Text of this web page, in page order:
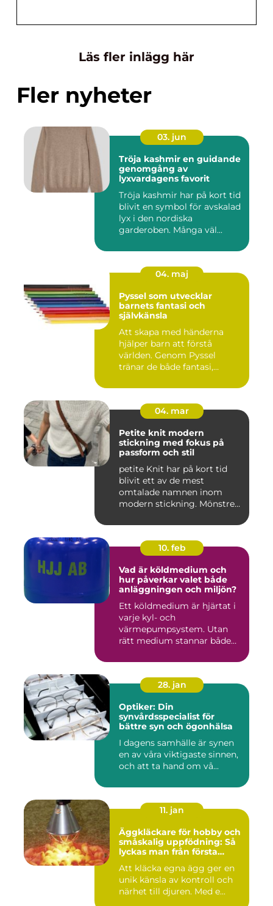
Läs fler inlägg här
Fler nyheter
03. jun
Tröja kashmir en guidande
genomgång av
lyxvardagens favorit
Tröja kashmir har på kort tid
blivit en symbol för avskalad
lyx i den nordiska
garderoben. Många väl...
04. maj
Pyssel som utvecklar
barnets fantasi och
självkänsla
Att skapa med händerna
hjälper barn att förstå
världen. Genom Pyssel
tränar de både fantasi,
04. mar
Petite knit modern
stickning med fokus på
passform och stil
petite Knit har på kort tid
blivit ett av de mest
omtalade namnen inom
modern stickning. Mönstren
10. feb
Vad är köldmedium och
hur påverkar valet både
anläggningen och miljön?
Ett köldmedium är hjärtat i
varje kyl- och
värmepumpsystem. Utan
rätt medium stannar både
28. jan
Optiker: Din
synvårdsspecialist för
bättre syn och ögonhälsa
I dagens samhälle är synen
en av våra viktigaste sinnen,
och att ta hand om vå...
11. jan
Äggkläckare för hobby och
småskalig uppfödning: Så
lyckas man från första
Att kläcka egna ägg ger en
unik känsla av kontroll och
närhet till djuren. Med e...